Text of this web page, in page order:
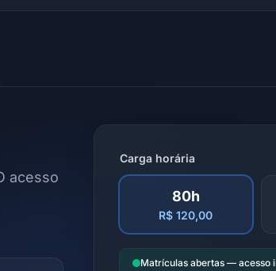
acesso
Carga horária
80h
R$ 120,00
Matrículas abertas — acesso